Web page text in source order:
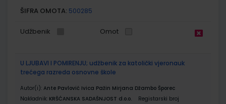
ŠIFRA OMOTA: 500285
Udžbenik Omot
U LJUBAVI I POMIRENJU; udžbenik za katolički vjeronauk
trećega razreda osnovne škole
Autor(i): Ante Pavlović Ivica Pažin Mirjana Džambo Šporec
Nakladnik: KRŠĆANSKA SADAŠNJOST d.o.o.
Registarski broj